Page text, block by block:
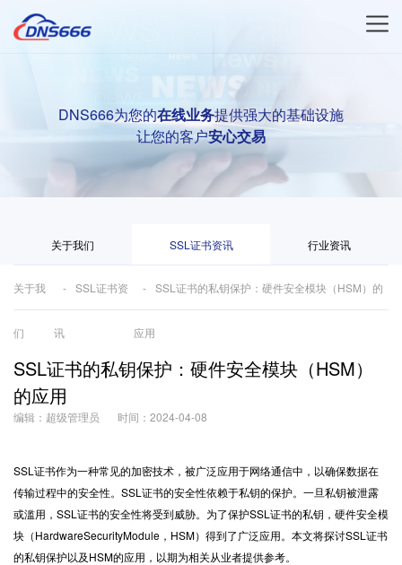
DNS666为您的在线业务提供强大的基础设施
让您的客户安心交易
关于我们 SSL证书资讯 行业资讯
关于我
们
SSL证书资
讯
SSL证书的私钥保护：硬件安全模块（HSM）的
应用
SSL证书的私钥保护：硬件安全模块（HSM）
的应用
编辑：超级管理员 时间：2024-04-08
SSL证书作为一种常见的加密技术，被广泛应用于网络通信中，以确保数据在
传输过程中的安全性。SSL证书的安全性依赖于私钥的保护。一旦私钥被泄露
或滥用，SSL证书的安全性将受到威胁。为了保护SSL证书的私钥，硬件安全模
块（HardwareSecurityModule，HSM）得到了广泛应用。本文将探讨SSL证书
的私钥保护以及HSM的应用，以期为相关从业者提供参考。